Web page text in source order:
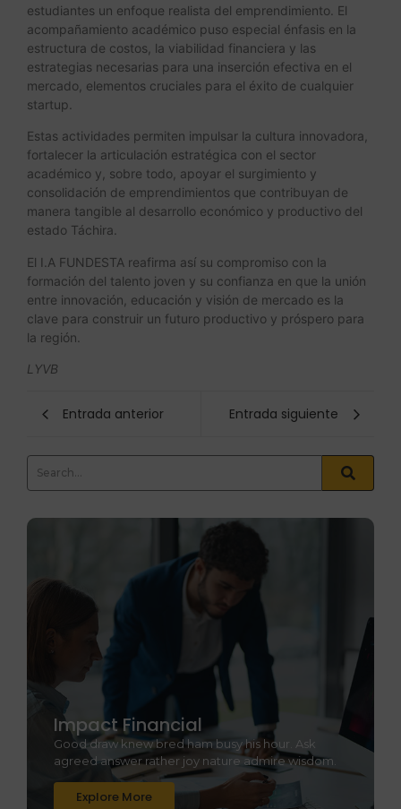
estudiantes un enfoque realista del emprendimiento. El
acompañamiento académico puso especial énfasis en la
estructura de costos, la viabilidad financiera y las
estrategias necesarias para una inserción efectiva en el
mercado, elementos cruciales para el éxito de cualquier
startup.
Estas actividades permiten impulsar la cultura innovadora,
fortalecer la articulación estratégica con el sector
académico y, sobre todo, apoyar el surgimiento y
consolidación de emprendimientos que contribuyan de
manera tangible al desarrollo económico y productivo del
estado Táchira.
El I.A FUNDESTA reafirma así su compromiso con la
formación del talento joven y su confianza en que la unión
entre innovación, educación y visión de mercado es la
clave para construir un futuro productivo y próspero para
la región.
LYVB
Entrada anterior Entrada siguiente
Impact Financial
Good draw knew bred ham busy his hour. Ask
agreed answer rather joy nature admire wisdom.
Explore More